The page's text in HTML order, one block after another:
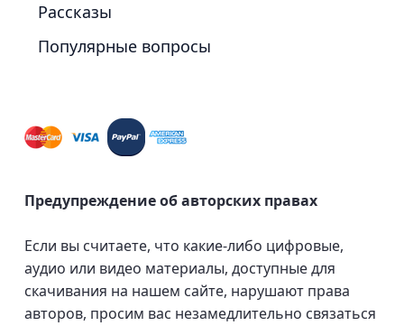
Рассказы
Популярные вопросы
Предупреждение об авторских правах
Если вы считаете, что какие-либо цифровые,
аудио или видео материалы, доступные для
скачивания на нашем сайте, нарушают права
авторов, просим вас незамедлительно связаться